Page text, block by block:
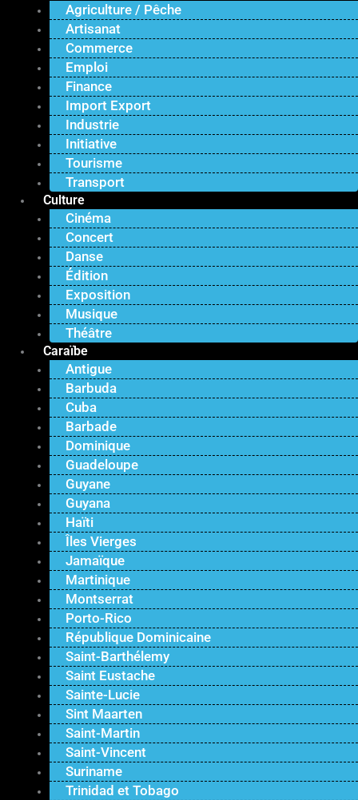
Agriculture / Pêche
Artisanat
Commerce
Emploi
Finance
Import Export
Industrie
Initiative
Tourisme
Transport
Culture
Cinéma
Concert
Danse
Édition
Exposition
Musique
Théâtre
Caraïbe
Antigue
Barbuda
Cuba
Barbade
Dominique
Guadeloupe
Guyane
Guyana
Haïti
Îles Vierges
Jamaïque
Martinique
Montserrat
Porto-Rico
République Dominicaine
Saint-Barthélemy
Saint Eustache
Sainte-Lucie
Sint Maarten
Saint-Martin
Saint-Vincent
Suriname
Trinidad et Tobago